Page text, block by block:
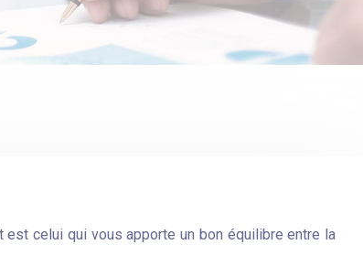
celui qui vous apporte un bon équilibre entre la